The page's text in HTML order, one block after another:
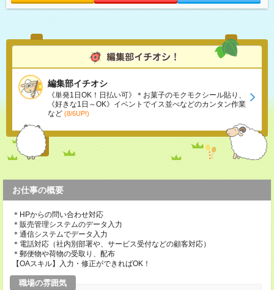
編集部イチオシ
《単発1日OK！日払い可》＊お菓子のモクモクシール貼り、
《好きな1日～OK》イベントでイス並べなどのカンタン作業
など (8/6UP!)
お仕事の概要
＊HPからの問い合わせ対応
＊販売管理システムのデータ入力
＊通信システムでデータ入力
＊電話対応（社内別部署や、サービス受付などの顧客対応）
＊郵便物や荷物の受取り、配布
【OAスキル】入力・修正ができればOK！
職場の雰囲気